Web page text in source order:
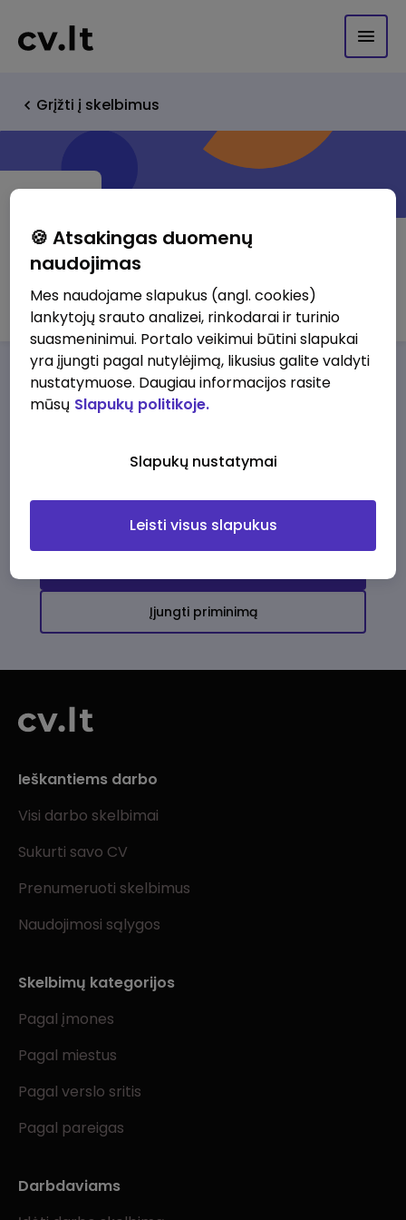
Grįžti į skelbimus
UAB " Inturlita"
Darbo pasiūlymaiApie musPrivalumai
darbo pasiūlymų
Įjungti priminimą
Ieškantiems darbo
Visi darbo skelbimai
Sukurti savo CV
Prenumeruoti skelbimus
Naudojimosi sąlygos
Skelbimų kategorijos
Pagal įmones
Pagal miestus
Pagal verslo sritis
Pagal pareigas
Darbdaviams
🍪 Atsakingas duomenų
naudojimas
Mes naudojame slapukus (angl. cookies)
lankytojų srauto analizei, rinkodarai ir turinio
suasmeninimui. Portalo veikimui būtini slapukai
yra įjungti pagal nutylėjimą, likusius galite valdyti
nustatymuose. Daugiau informacijos rasite
mūsų Slapukų politikoje.
Slapukų nustatymai
Leisti visus slapukus